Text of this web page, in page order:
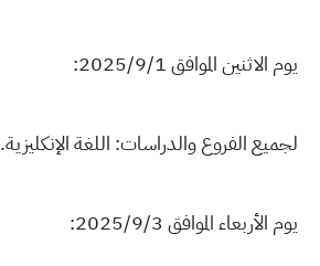
يوم الاثنين الموافق 2025/9/1:
لجميع الفروع والدراسات: اللغة الإنكليزية.
يوم الأربعاء الموافق 2025/9/3: